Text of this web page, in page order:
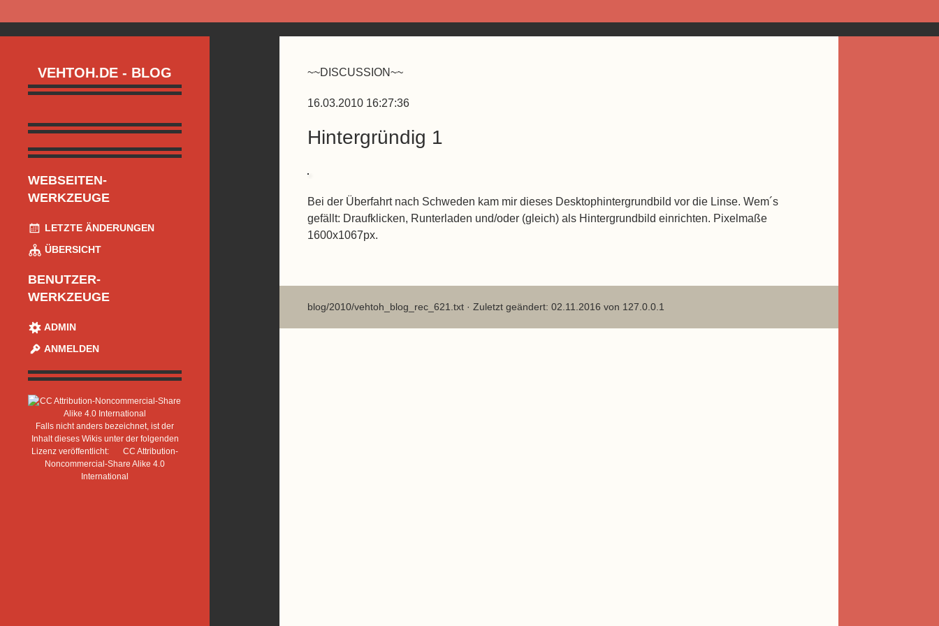
VEHTOH.DE - BLOG
WEBSEITEN-
WERKZEUGE
LETZTE ÄNDERUNGEN
ÜBERSICHT
BENUTZER-
WERKZEUGE
ADMIN
ANMELDEN
Falls nicht anders bezeichnet, ist der
Inhalt dieses Wikis unter der folgenden
Lizenz veröffentlicht:
CC Attribution-
Noncommercial-Share Alike 4.0
International
~~DISCUSSION~~
16.03.2010 16:27:36
Hintergründig 1
Bei der Überfahrt nach Schweden kam mir dieses Desktophintergrundbild vor die Linse. Wem´s
gefällt: Draufklicken, Runterladen und/oder (gleich) als Hintergrundbild einrichten. Pixelmaße
1600x1067px.
blog/2010/vehtoh_blog_rec_621.txt · Zuletzt geändert: 02.11.2016 von 127.0.0.1